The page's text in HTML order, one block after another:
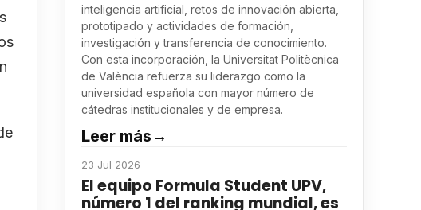
inteligencia artificial, retos de innovación abierta,
prototipado y actividades de formación,
investigación y transferencia de conocimiento.
Con esta incorporación, la Universitat Politècnica
de València refuerza su liderazgo como la
universidad española con mayor número de
cátedras institucionales y de empresa.
Leer más →
23 Jul 2026
El equipo Formula Student UPV,
número 1 del ranking mundial, es